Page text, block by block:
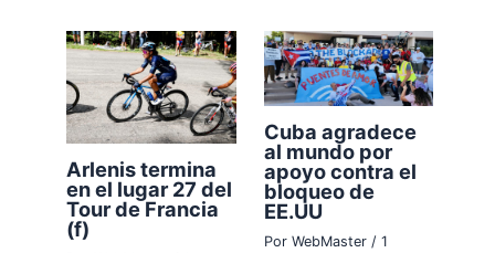
Arlenis termina
en el lugar 27 del
Tour de Francia
(f)
Cuba agradece
al mundo por
apoyo contra el
bloqueo de
EE.UU
Por WebMaster / 1